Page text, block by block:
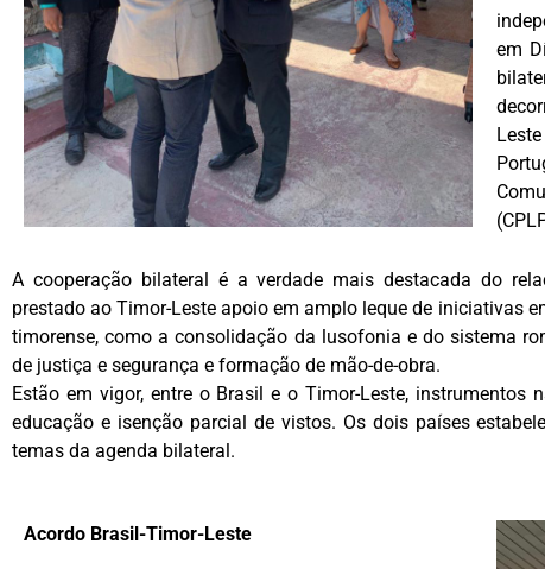
em
A cooperação bilateral é a verdade mais destacada do
prestado ao Timor-Leste apoio em amplo leque de iniciativas
timorense, como a consolidação da lusofonia e do sistema
de justiça e segurança e formação de mão-de-obra.
Estão em vigor, entre o Brasil e o Timor-Leste, instrumentos
educação e isenção parcial de vistos. Os dois países
temas da agenda bilateral.
Acordo Brasil-Timor-Leste